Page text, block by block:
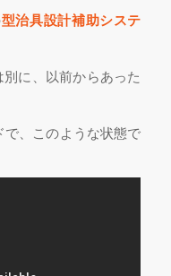
型治具設計補助システ
別に、以前からあった
、このような状態で